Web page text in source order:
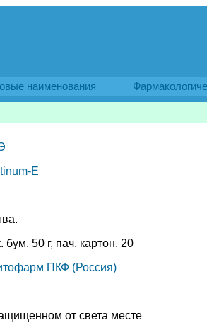
наименования
E
бум. 50 г, пач. картон. 20
ПКФ (Россия)
от света месте